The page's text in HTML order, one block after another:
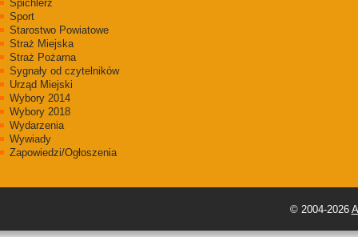
Spichlerz
Sport
Starostwo Powiatowe
Straż Miejska
Straż Pożarna
Sygnały od czytelników
Urząd Miejski
Wybory 2014
Wybory 2018
Wydarzenia
Wywiady
Zapowiedzi/Ogłoszenia
© 2004-2026